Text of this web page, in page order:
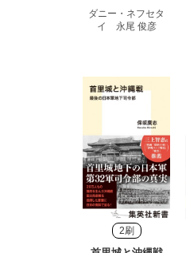
ダニー・ネフセタ
イ 永尾 俊彦
2刷